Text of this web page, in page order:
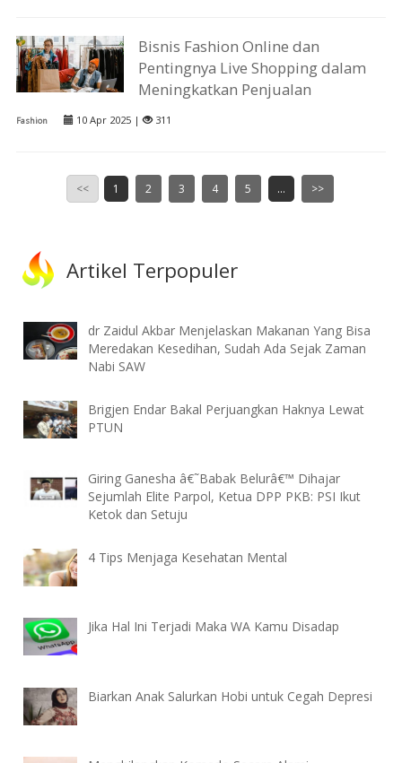
Bisnis Fashion Online dan
Pentingnya Live Shopping dalam
Meningkatkan Penjualan
Fashion 10 Apr 2025 | 311
<< 1 2 3 4 5 ... >>
Artikel Terpopuler
dr Zaidul Akbar Menjelaskan Makanan Yang Bisa
Meredakan Kesedihan, Sudah Ada Sejak Zaman
Nabi SAW
Brigjen Endar Bakal Perjuangkan Haknya Lewat
PTUN
Giring Ganesha â€˜Babak Belurâ€™ Dihajar
Sejumlah Elite Parpol, Ketua DPP PKB: PSI Ikut
Ketok dan Setuju
4 Tips Menjaga Kesehatan Mental
Jika Hal Ini Terjadi Maka WA Kamu Disadap
Biarkan Anak Salurkan Hobi untuk Cegah Depresi